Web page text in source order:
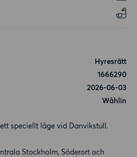
Hyresrätt
1666290
2026-06-03
Wåhlin
speciellt läge vid Danvikstull.
Stockholm, Söderort och